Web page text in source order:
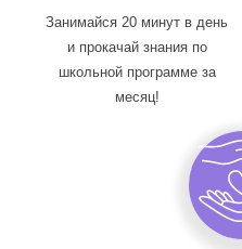
Занимайся 20 минут в день
и прокачай знания по
школьной программе за
месяц!